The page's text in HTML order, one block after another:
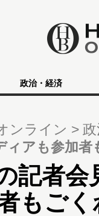
政治・経済
ンライン
ィアも参加者
記者
もご